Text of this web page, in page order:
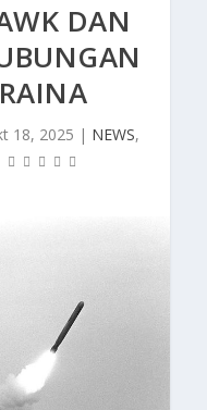
DAN
18, 2025 | NEWS,